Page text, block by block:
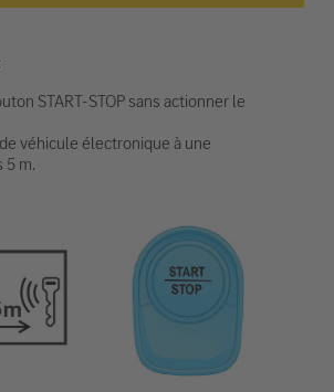
START-STOP sans actionner le
véhicule électronique à une
5 m.